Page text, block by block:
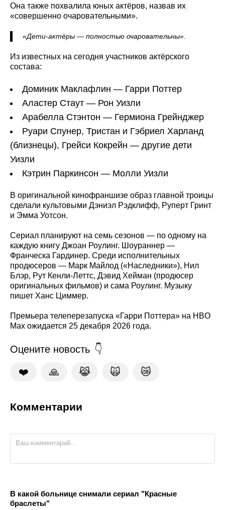
Она также похвалила юных актёров, назвав их
«совершенно очаровательными».
«Дети-актёры — полностью очаровательны».
Из известных на сегодня участников актёрского
состава:
Доминик Маклафлин — Гарри Поттер
Аластер Стаут — Рон Уизли
Арабелла Стэнтон — Гермиона Грейнджер
Руари Спунер, Тристан и Гэбриел Харланд
(близнецы), Грейси Кокрейн — другие дети
Уизли
Кэтрин Паркинсон — Молли Уизли
В оригинальной кинофраншизе образ главной троицы
сделали культовыми Дэниэл Рэдклифф, Руперт Гринт
и Эмма Уотсон.
Сериал планируют на семь сезонов — по одному на
каждую книгу Джоан Роулинг. Шоураннер —
Франческа Гардинер. Среди исполнительных
продюсеров — Марк Майлод («Наследники»), Нил
Блэр, Рут Кенли-Леттс, Дэвид Хейман (продюсер
оригинальных фильмов) и сама Роулинг. Музыку
пишет Ханс Циммер.
Премьера телеперезапуска «Гарри Поттера» на HBO
Max ожидается 25 декабря 2026 года.
Оцените новость
❤️ 🙏 😹 🙀 😿
Комментарии
В какой больнице снимали сериал "Красные
браслеты"